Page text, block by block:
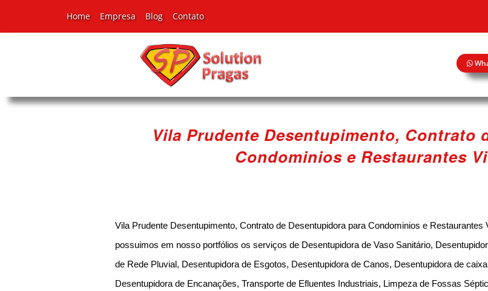
Home Empresa Blog Contato
Vila Prudente Desentupimento, Contrato
Condominios e Restaurantes
Vila Prudente Desentupimento, Contrato de Desentupidora para Condominios e
possuimos em nosso portfólios os serviços de Desentupidora de Vaso Sanitário,
de Rede Pluvial, Desentupidora de Esgotos, Desentupidora de Canos, Desentupidora de
Desentupidora de Encanações, Transporte de Efluentes Industriais, Limpeza de Fossas